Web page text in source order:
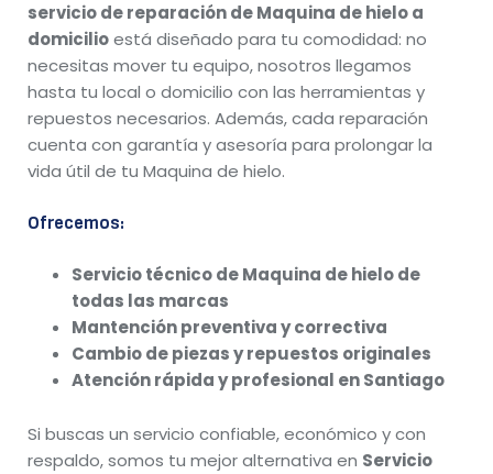
servicio de reparación de Maquina de hielo a
domicilioestá diseñado para tu comodidad: no
necesitas mover tu equipo, nosotros llegamos
hasta tu local o domicilio con las herramientas y
repuestos necesarios. Además, cada reparación
cuenta con garantía y asesoría para prolongar la
vida útil de tu Maquina de hielo.
Ofrecemos:
Servicio técnico de Maquina de hielo de
todas las marcas
Mantención preventiva y correctiva
Cambio de piezas y repuestos originales
Atención rápida y profesional en Santiago
Si buscas un servicio confiable, económico y con
respaldo, somos tu mejor alternativa en Servicio